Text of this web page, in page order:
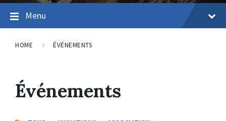
Menu
HOME ÉVÉNEMENTS
Événements